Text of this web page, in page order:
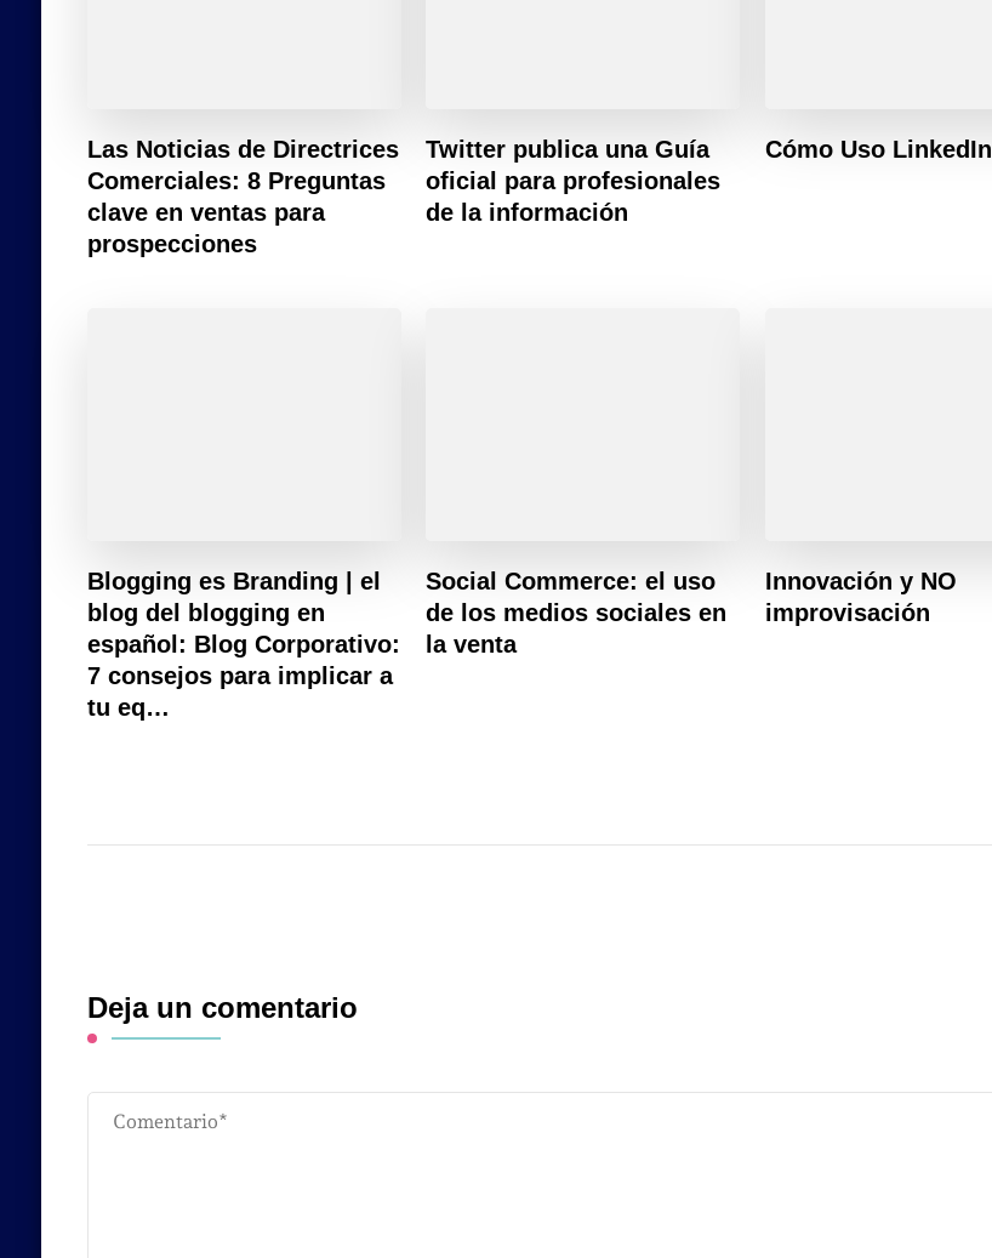
Las Noticias de Directrices
Comerciales: 8 Preguntas
clave en ventas para
prospecciones
Twitter publica una Guía
oficial para profesionales
de la información
Cómo Uso LinkedIn
Blogging es Branding | el
blog del blogging en
español: Blog Corporativo:
7 consejos para implicar a
tu eq…
Social Commerce: el uso
de los medios sociales en
la venta
Innovación y NO
improvisación
Deja un comentario